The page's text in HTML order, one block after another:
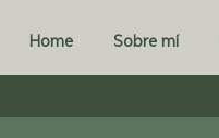
Home Sobre mí